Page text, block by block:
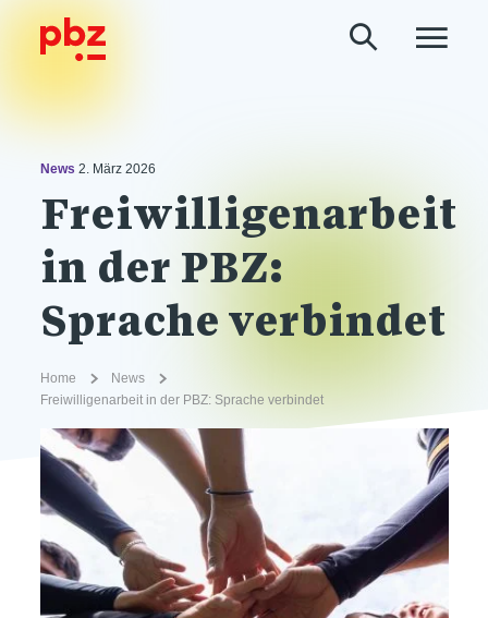
News 2. März 2026
Freiwilligenarbeit
in der PBZ:
Sprache verbindet
Home
News
Freiwilligenarbeit in der PBZ: Sprache verbindet